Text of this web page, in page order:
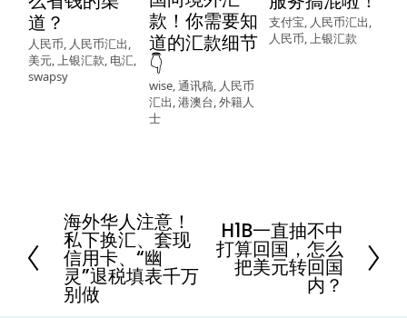
道？
人民币, 人民币汇出,
美元,上银汇款, 电汇,
swapsy
款！你需要知
道的汇款细节
👇
wise,通讯稿, 人民币
汇出,港澳台,外籍人
士
支付宝, 人民币汇出,
人民币,上银汇款
P
r
e
v
i
o
海外华人注意！
私下换汇、套现
信用卡、“幽
灵”退税填表千万
别做
H1B一直抽不中
打算回国，怎么
把美元转回国
内？